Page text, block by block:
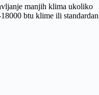
manjih klima ukoliko
btu klime ili standardan